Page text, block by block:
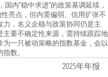
内"稳中求进"的政策基调延续，
亮点，但内需偏弱、信用扩张不
，名义企稳与政策协同仍是主
要不确定性来源，需持续跟踪地
一只被动策略的指数基金，会以
数。
2025年年报